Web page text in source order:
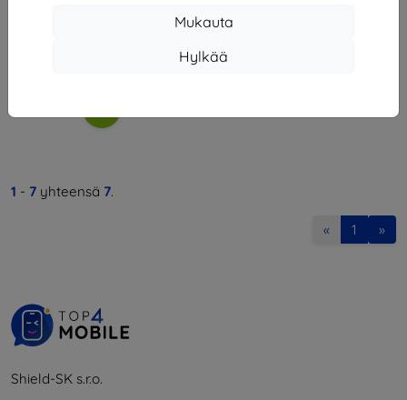
Mukauta
Hylkää
1 - 7 yhteensä 7.
« 1 »
Shield-SK s.r.o.